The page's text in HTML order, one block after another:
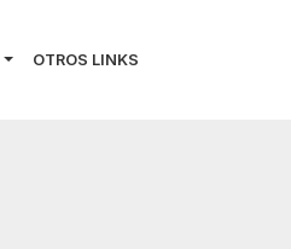
OTROS LINKS